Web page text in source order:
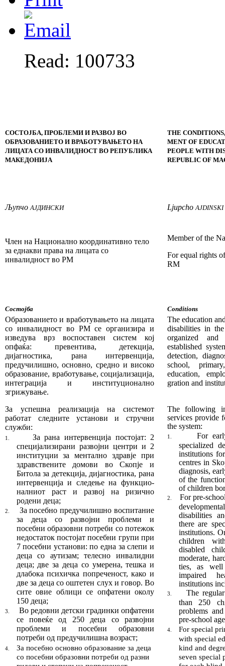
Read: 100733
СОСТОЈБА, ПРОБЛЕМИ И РАЗВОЈ ВО
ОБРАЗОВАНИЕТО И ВРАБОТУВАЊЕТО НА
ЛИЦАТА СО ИНВАЛИДНОСТ ВО РЕПУБЛИКА
МАКЕДОНИЈА
Љупчо АЈДИНСКИ
Член на Национално координативно тело
за еднакви права на лицата со
инвалидност во РМ
THE
MENT OF
PEOPLE WITH
REPUBLIC
Ljupcho AJDINSKI
Member of the
For equal rights
RM
Состојба Conditions
Образованието и вработувањето на лицата
со ин­валидност во РМ се организира и
изведува врз воспоставен систем кој
опфаќа: превентива, детекција,
дијагностика, рана интервенција,
предучилишно, основно, средно и високо
образование, вработување, социјализација,
интеграција и институционално
згрижување.­­­­­­­­­­
The education
dis­abilities in
organized
established
detection,
school,
education,
gration and
За успешна реализација на системот
работат следните установи и стручни
служби:
1.
За рана интервенција постојат: 2
специјали­зи­рани развојни центри и 2
институции за ментално здравјепри
здравствените домови во Скопје и
Битолаза детекција, дијаг­нос­ти­ка, рана
интервенција и следење на функ­цио­
налниот раст и развој на ризично
родени деца;
2.
За посебно предучилишно воспитание
за де­ца со развојни проблеми и
посебни обра­зов­ни потреби со потежок
недостаток постојат посебни групи при
7 посебни установи: по една за слепи и
деца со аутизам;
телесно ин­ва­лидни
деца; две за деца со умерена, тешка и
длабока психичка попреченост, како и
две за деца со оштетен слух и говор.Во
сите овие облици се опфатениоколу
150 деца;
3.
Во редовни детски градинки опфатени
се по­веќе од 250деца со развојни
проблеми и посебни образовни
потреби од предучилишна возраст;
4.
За посебно основно образование за деца
со посебни образовни потреби од разни
The following
ser­vices provide
the system:
1.
For
specialized
institutions
centres in
diagnosis,
of the
of children
2.
For pre-
disabilities
there are
institutions.
children
disabled
moderate,
ties, as
impaired
institutions
3.
The
than 250
problems
pre-school
4.
For special
with special
kind and
seven special